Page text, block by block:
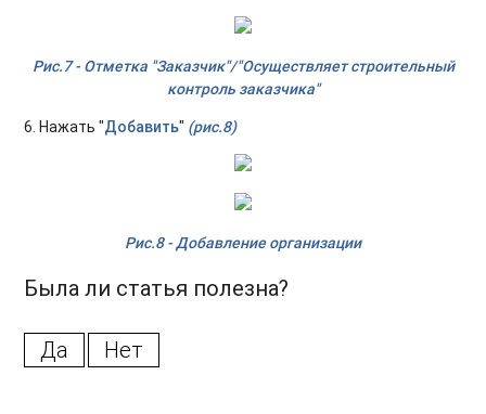
Рис.7 - Отметка "Заказчик"/"Осуществляет строительный
контроль заказчика"
6. Нажать "Добавить" (рис.8)
Рис.8 - Добавление организации
Была ли статья полезна?
Да Нет